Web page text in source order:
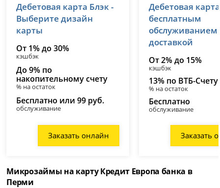
лицензия № 2673
Дебетовая карта Блэк -
Выберите дизайн
карты
От 1% до 30%
кэшбэк
До 9% по
накопительному счету
% на остаток
Бесплатно или 99 руб.
обслуживание
Заказать онлайн
лицензия № 1000
Дебетовая
бесплатным
обслуживанием
доставкой
От 2% до 15%
кэшбэк
13% по ВТБ-Счету
% на остаток
Бесплатно
обслуживание
Заказать
Микрозаймы на карту Кредит Европа банка в
Перми